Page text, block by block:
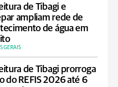
de Tibagi e
ampliam rede de
de água em
GERAIS
de Tibagi prorroga
do REFIS 2026 até 6